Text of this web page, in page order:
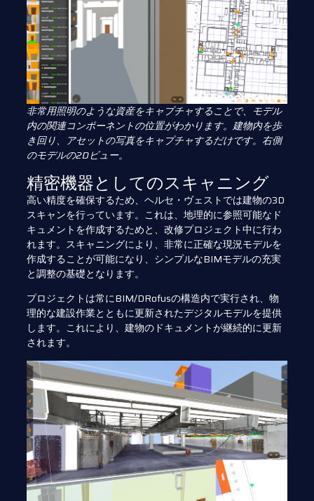
非常用照明のような資産をキャプチャすることで、モデル
内の関連コンポーネントの位置がわかります。建物内を歩
き回り、アセットの写真をキャプチャするだけです。右側
のモデルの2Dビュー。
精密機器としてのスキャニング
高い精度を確保するため、ヘルセ・ヴェストでは建物の3D
スキャンを行っています。これは、地理的に参照可能なド
キュメントを作成するためと、改修プロジェクト中に行わ
れます。スキャニングにより、非常に正確な現況モデルを
作成することが可能になり、シンプルなBIMモデルの充実
と調整の基礎となります。
プロジェクトは常にBIM/DRofusの構造内で実行され、物
理的な建設作業とともに更新されたデジタルモデルを提供
します。これにより、建物のドキュメントが継続的に更新
されます。